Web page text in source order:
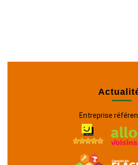
Entreprise